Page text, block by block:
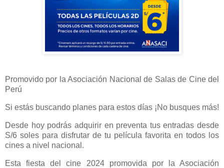
Promovido por la Asociación Nacional de Salas de Cine del
Perú
Si estás buscando planes para estos días ¡No busques más!
Desde hoy podrás adquirir en preventa tus entradas desde
S/6 soles para disfrutar de tu película favorita en todos los
cines a nivel nacional.
Esta fiesta del cine 2024 promovida por la Asociación